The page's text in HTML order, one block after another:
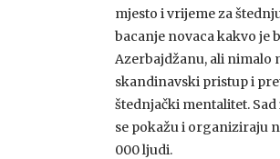
mjesto i vrijeme za
bacanje novaca kakvo je
Azerbajdžanu, ali nimalo
skandinavski pristup i
štednjački mentalitet.
se pokažu i organiziraju
000 ljudi.